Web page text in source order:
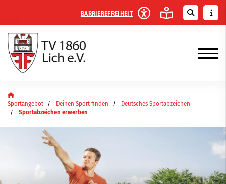
BARRIEREFREIHEIT
Sportangebot Deinen Sport finden
Deutsches Sportabzeichen
Sportabzeichen erwerben